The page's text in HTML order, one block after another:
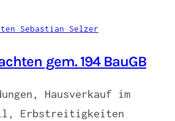
gem. 194 BauGB
Hausverkauf im
Erbstreitigkeiten